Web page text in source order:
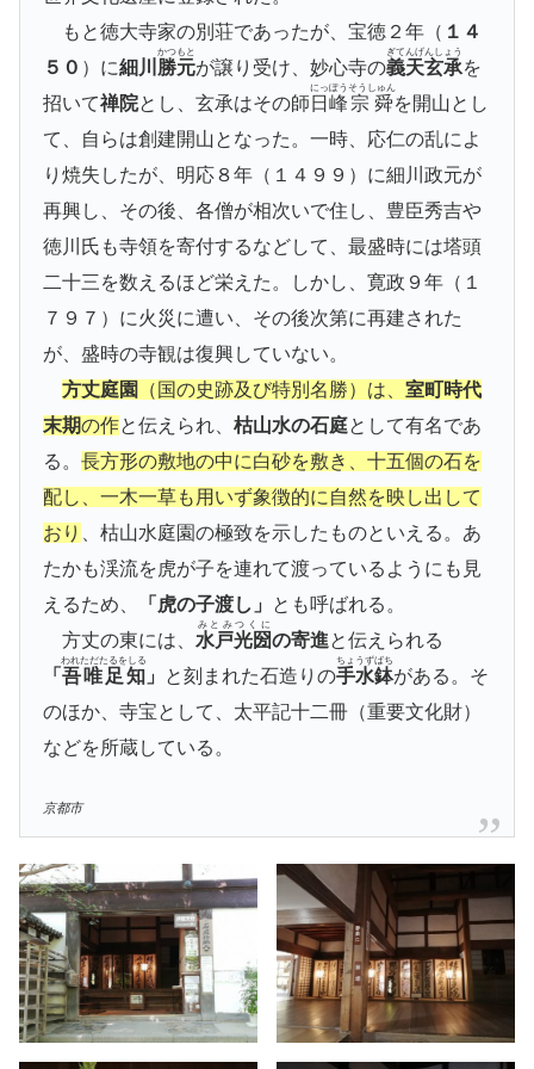
もと徳大寺家の別荘であったが、宝徳２年（ １４
５０ ）に細川 勝元
かつもと
が譲り受け、妙心寺の義天玄承
ぎてんげんしょう
を
招いて禅院とし、玄承はその師 日峰
にっぽう
宗舜
そうしゅん
を開山とし
て、自らは創建開山となった。一時、応仁の乱によ
り焼失したが、明応８年（１４９９）に細川政元が
再興し、その後、各僧が相次いで住し、豊臣秀吉や
徳川氏も寺領を寄付するなどして、最盛時には塔頭
二十三を数えるほど栄えた。しかし、寛政９年（１
７９７）に火災に遭い、その後次第に再建された
が、盛時の寺観は復興していない。
方丈庭園
（国の史跡及び特別名勝）は、室町時代
末期の作と伝えられ、枯山水の石庭として有名であ
る。長方形の敷地の中に白砂を敷き、十五個の石を
配し、一木一草も用いず象徴的に自然を映し出して
おり
、枯山水庭園の極致を示したものといえる。あ
たかも渓流を虎が子を連れて渡っているようにも見
えるため、
「虎の子渡し」
とも呼ばれる。
方丈の東には、 水戸光圀
みとみつくに
の寄進と伝えられる
「吾唯足知
われただたるをしる
」 と刻まれた石造りの手水鉢
ちょうずばち
がある。そ
のほか、寺宝として、太平記十二冊（重要文化財）
などを所蔵している。
京都市